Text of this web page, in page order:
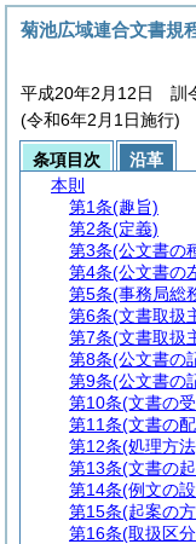
菊池広域連合文書規
平成20年2月12日 訓
(令和6年2月1日施行)
条項目次
沿革
本則
第1条(趣旨)
第2条(定義)
第3条(公文書の
第4条(公文書の
第5条(事務局総
第6条(文書取扱
第7条(文書取扱
第8条(公文書の
第9条(公文書の
第10条(文書の
第11条(文書の
第12条(処理方
第13条(文書の
第14条(例文の
第15条(起案の
第16条(取扱区